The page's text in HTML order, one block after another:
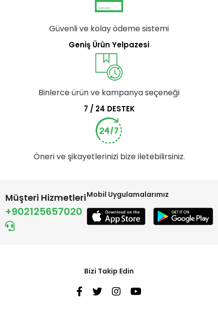
Güvenli ve kolay ödeme sistemi
Geniş Ürün Yelpazesi
Binlerce ürün ve kampanya seçeneği
7 / 24 DESTEK
Öneri ve şikayetlerinizi bize iletebilirsiniz.
Müşteri Hizmetleri
+902125657020
Mobil Uygulamalarımız
Bizi Takip Edin